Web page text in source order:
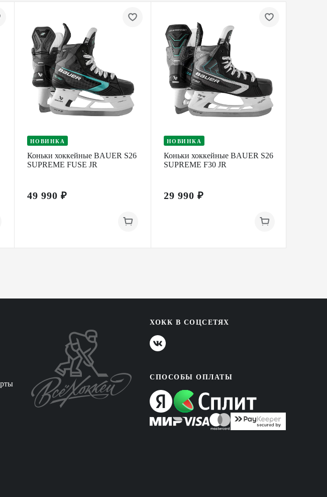
НОВИНКА
Коньки хоккейные BAUER S26
SUPREME FUSE JR
49 990 ₽
НОВИНКА
Коньки хоккейные BAUER S26
SUPREME F30 JR
29 990 ₽
ХОКК В СОЦСЕТЯХ
СПОСОБЫ ОПЛАТЫ